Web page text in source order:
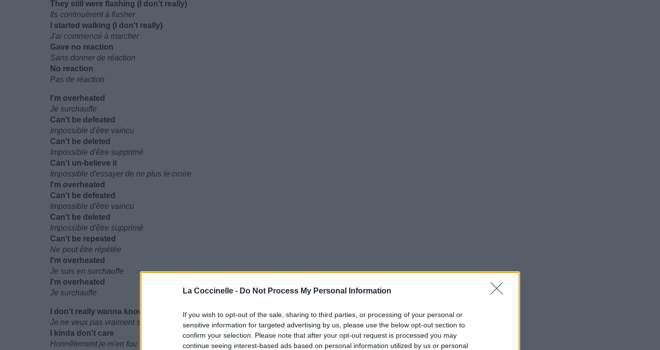
La Coccinelle - Do Not Process My Personal Information
If you wish to opt-out of the sale, sharing to third parties, or processing of your personal or
sensitive information for targeted advertising by us, please use the below opt-out section to
confirm your selection. Please note that after your opt-out request is processed you may
continue seeing interest-based ads based on personal information utilized by us or personal
They still were flashing (I don't really)
Ils continuèrent à flasher
I started walking (I don't really)
J'ai commencé à marcher
Gave no reaction
Sans donner de réaction
No reaction
Pas de réaction
I'm overheated
Je surchauffe
Can't be defeated
Impossible d'être vaincu
Can't be deleted
Impossible d'être supprimé
Can't un-believe it
Impossible d'essayer de ne plus le croire
I'm overheated
Can't be defeated
Impossible d'être vaincu
Can't be deleted
Impossible d'être supprimé
Can't be repeated
Ne peut être répétée
I'm overheated
Je suis en surchauffe
I'm overheated
Je surchauffe
I don't really wanna know why it went there
Je ne veux pas vraiment savoir pourquoi c'est arrivé à là
I kinda don't care
Honnêtement je m'en fou